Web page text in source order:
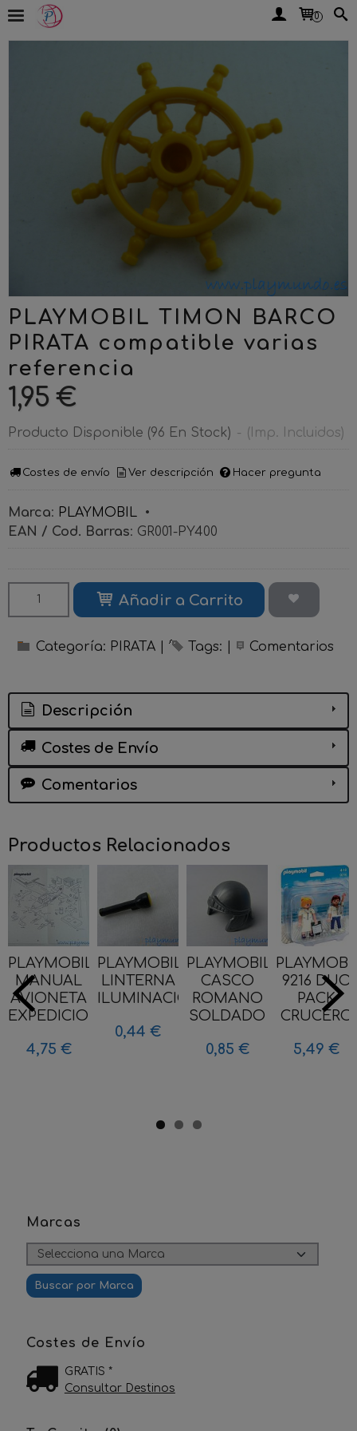
0
Marcas
Costes de Envío
GRATIS *
Consultar Destinos
PLAYMOBIL TIMON BARCO
PIRATA compatible varias
referencia
1,95 €
Producto Disponible (96 En Stock) - (Imp. Incluidos)
Costes de envío Ver descripción Hacer pregunta
Marca: PLAYMOBIL •
EAN / Cod. Barras: GR001-PY400
Añadir a Carrito
Categoría: PIRATA Tags: Comentarios
Descripción
Costes de Envío
Comentarios
Productos Relacionados
PLAYMOBIL
MANUAL
AVIONETA
EXPEDICION...
4,75 €
PLAYMOBIL
LINTERNA
ILUMINACION...
0,44 €
PLAYMOBIL
CASCO
ROMANO
SOLDADO
0,85 €
9216 DUO
PACK
CRUCERO
5,49 €